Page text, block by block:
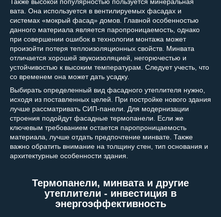
Также высокой популярностью пользуется минеральная
вата. Она используется в вентилируемых фасадах и
системах «мокрый фасад» домов. Главной особенностью
данного материала является паропроницаемость, однако
при совершении ошибок в технологии монтажа может
произойти потеря теплоизоляционных свойств. Минвата
отличается хорошей звукоизоляцией, негорючестью и
устойчивостью к высоким температурам. Следует учесть, что
со временем она может дать усадку.
Выбирать определенный вид фасадного утеплителя нужно,
исходя из поставленных целей. При постройке нового здания
лучше рассматривать СИП-панели. Для модернизации
строения подойдут фасадные термопанели. Если же
ключевым требованием остается паропроницаемость
материала, лучше отдать предпочтение минвате. Также
важно обратить внимание на толщину стен, тип основания и
архитектурные особенности здания.
Термопанели, минвата и другие
утеплители - инвестиция в
энергоэффективность